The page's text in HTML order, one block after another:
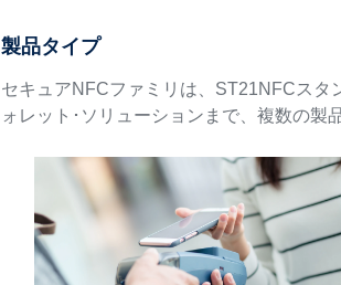
製品タイプ
セキュアNFCファミリは、ST21NFCスタ
ォレット･ソリューションまで、複数の製